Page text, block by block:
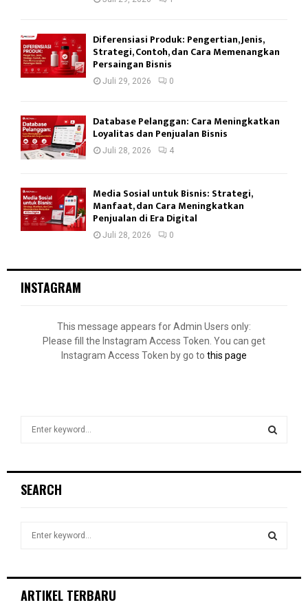
Diferensiasi Produk: Pengertian, Jenis,
Strategi, Contoh, dan Cara Memenangkan
Persaingan Bisnis
Juli 29, 2026 0
Database Pelanggan: Cara Meningkatkan
Loyalitas dan Penjualan Bisnis
Juli 28, 2026 4
Media Sosial untuk Bisnis: Strategi,
Manfaat, dan Cara Meningkatkan
Penjualan di Era Digital
Juli 28, 2026 0
INSTAGRAM
This message appears for Admin Users only:
Please fill the Instagram Access Token. You can get
Instagram Access Token by go to this page
h
R
SEARCH
h
ARTIKEL TERBARU